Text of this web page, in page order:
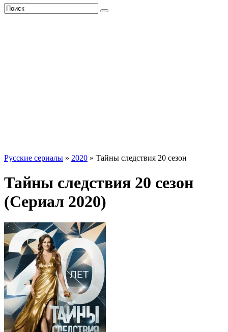
Русские сериалы » 2020 » Тайны следствия 20 сезон
Тайны следствия 20 сезон
(Сериал 2020)